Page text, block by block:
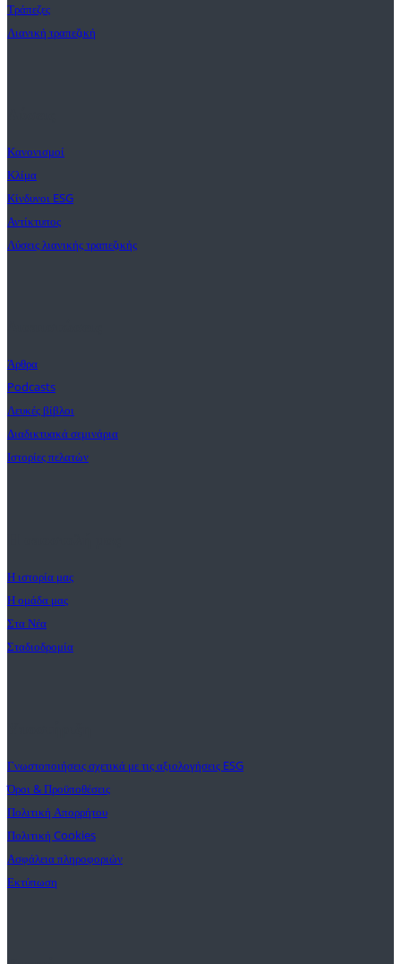
Τράπεζες
Λιανική τραπεζική
Κανονισμοί
Κλίμα
Κίνδυνοι ESG
Αντίκτυπος
Λύσεις λιανικής τραπεζικής
Άρθρα
Podcasts
Λευκές βίβλοι
Διαδικτυακά σεμινάρια
Ιστορίες πελατών
Η ιστορία μας
Η ομάδα μας
Στα Νέα
Σταδιοδρομία
Γνωστοποιήσεις σχετικά με τις αξιολογήσεις ESG
Όροι & Προϋποθέσεις
Πολιτική Απορρήτου
Πολιτική Cookies
Ασφάλεια πληροφοριών
Εκτύπωση